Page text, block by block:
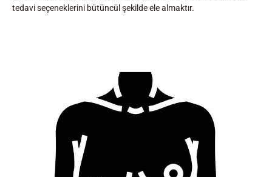
tedavi seçeneklerini bütüncül şekilde ele almaktır.